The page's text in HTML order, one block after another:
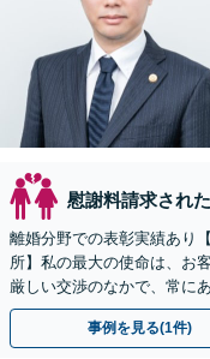
慰謝料請求され
離婚分野での表彰実績あり
所】私の最大の使命は、お
厳しい交渉のなかで、常に
学費の獲得に関しては、私
事例を見る(1件)